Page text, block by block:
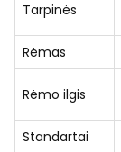
Tarpinės
Rėmas
Rėmo ilgis
Standartai